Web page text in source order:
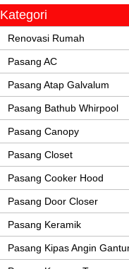
Kategori
Renovasi Rumah
Pasang AC
Pasang Atap Galvalum
Pasang Bathub Whirpool
Pasang Canopy
Pasang Closet
Pasang Cooker Hood
Pasang Door Closer
Pasang Keramik
Pasang Kipas Angin